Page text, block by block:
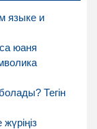
языке и
юаня
Тегін